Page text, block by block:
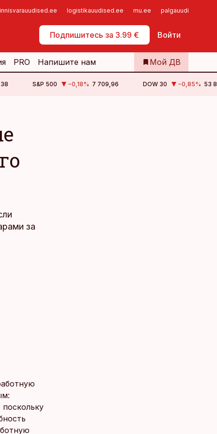
logistikauudised.ee mu.ee palgauudised.ee
Подпишитесь за 3.99 € Войти
Самообслуживание
PRO Напишите нам Мой ДВ
S&P 500 −0,18% 7 709,96 DOW 30 −0,85% 53
за